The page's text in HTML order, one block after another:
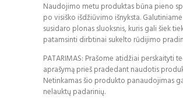
Naudojimo metu produktas būna pieno
po visiško išdžiūvimo išnyksta.
susidaro plonas sluoksnis, kuris gali šiek
patamsinti dirbtinai sukelto rūdijimo
PATARIMAS: Prašome atidžiai perskaityti
aprašymą prieš pradedant naudotis
Netinkamas šio produkto panaudojimas
nelauktų padarinių.